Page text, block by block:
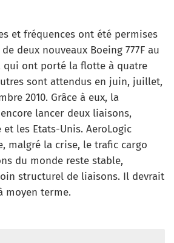
et fréquences ont été permises
deux nouveaux Boeing 777F au
qui ont porté la flotte à quatre
sont attendus en juin, juillet,
2010. Grâce à eux, la
lancer deux liaisons,
et les Etats-Unis. AeroLogic
malgré la crise, le trafic cargo
du monde reste stable,
structurel de liaisons. Il devrait
moyen terme.